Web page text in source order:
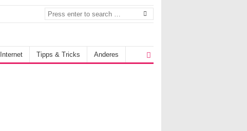
Internet Tipps & Tricks Anderes